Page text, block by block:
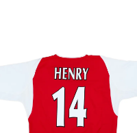
2002-04 Arsenal Home Shirt
Henry #14 - 8/10 - (L)
359.99£ · ca. €425
Trikot kaufen